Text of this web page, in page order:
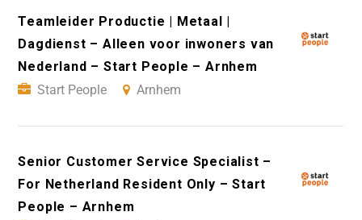
Teamleider Productie | Metaal |
Dagdienst – Alleen voor inwoners van
Nederland – Start People – Arnhem
Start People
Arnhem
Senior Customer Service Specialist –
For Netherland Resident Only – Start
People – Arnhem